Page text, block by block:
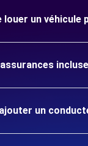
un véhicule
un